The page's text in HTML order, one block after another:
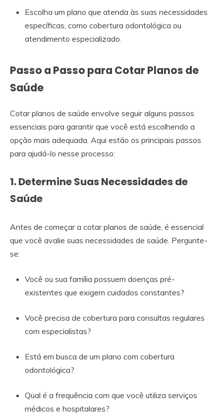
Escolha um plano que atenda às suas necessidades
específicas, como cobertura odontológica ou
atendimento especializado.
Passo a Passo para Cotar Planos de
Saúde
Cotar planos de saúde envolve seguir alguns passos
essenciais para garantir que você está escolhendo a
opção mais adequada. Aqui estão os principais passos
para ajudá-lo nesse processo:
1. Determine Suas Necessidades de
Saúde
Antes de começar a cotar planos de saúde, é essencial
que você avalie suas necessidades de saúde. Pergunte-
se:
Você ou sua família possuem doenças pré-
existentes que exigem cuidados constantes?
Você precisa de cobertura para consultas regulares
com especialistas?
Está em busca de um plano com cobertura
odontológica?
Qual é a frequência com que você utiliza serviços
médicos e hospitalares?